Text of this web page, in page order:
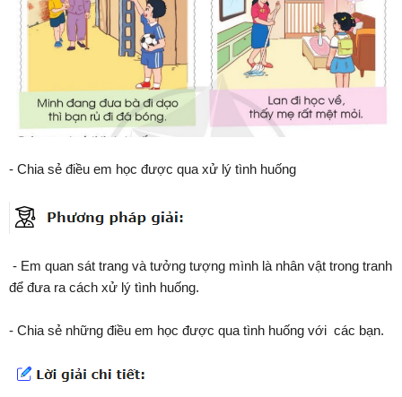
- Chia sẻ điều em học được qua xử lý tình huống
- Em quan sát trang và tưởng tượng mình là nhân vật trong tranh
để đưa ra cách xử lý tình huống.
- Chia sẻ những điều em học được qua tình huống với các bạn.